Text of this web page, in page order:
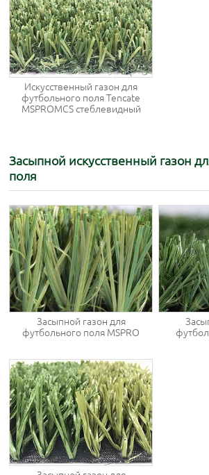
Искусственный газон для
футбольного поля Tencate
MSPROMCS стеблевидный
Засыпной искусственный газон
поля
Засыпной газон для
футбольного поля MSPRO